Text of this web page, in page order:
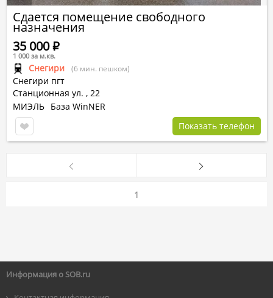
Сдается помещение свободного
назначения
Снегири (6 мин. пешком)
Снегири пгт
Станционная ул. , 22
35 000Р
1 000 за м.кв.
МИЭЛЬ База WinNER
Показать телефон
1
Информация о SOB.ru